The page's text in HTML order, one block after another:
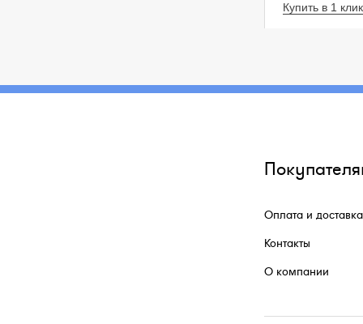
Купить в 1 клик
Оплата и доставка
Контакты
О компании